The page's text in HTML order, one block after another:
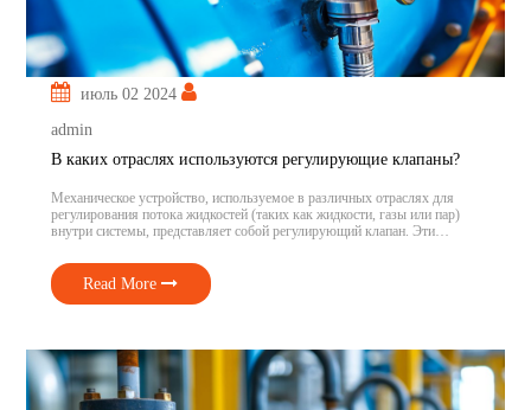
июль 02 2024
admin
В каких отраслях используются регулирующие клапаны?
Механическое устройство, используемое в различных отраслях для
регулирования потока жидкостей (таких как жидкости, газы или пар)
внутри системы, представляет собой регулирующий клапан. Эти
скорости потока и других переменных для удовлетворения
эксплуатационных требований или поддержания заданных условий.
Регулирующие клапаны имеют решающее значение для достижения
Read More